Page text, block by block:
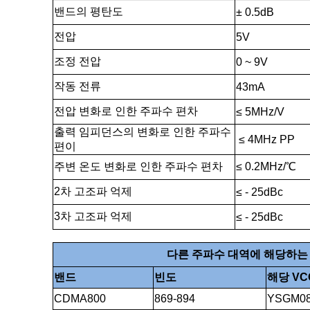
밴드의 평탄도 ± 0.5dB
전압 5V
조정 전압 0 ~ 9V
작동 전류 43mA
전압 변화로 인한 주파수 편차
≤ 5MHz/V
출력 임피던스의 변화로 인한 주파수
편이
≤ 4MHz PP
주변 온도 변화로 인한 주파수 편차 ≤ 0.2MHz/℃
2차 고조파 억제 ≤ - 25dBc
3차 고조파 억제 ≤ - 25dBc
다른 주파수 대역에 해당하
밴드
빈도
해당
CDMA800
869-894